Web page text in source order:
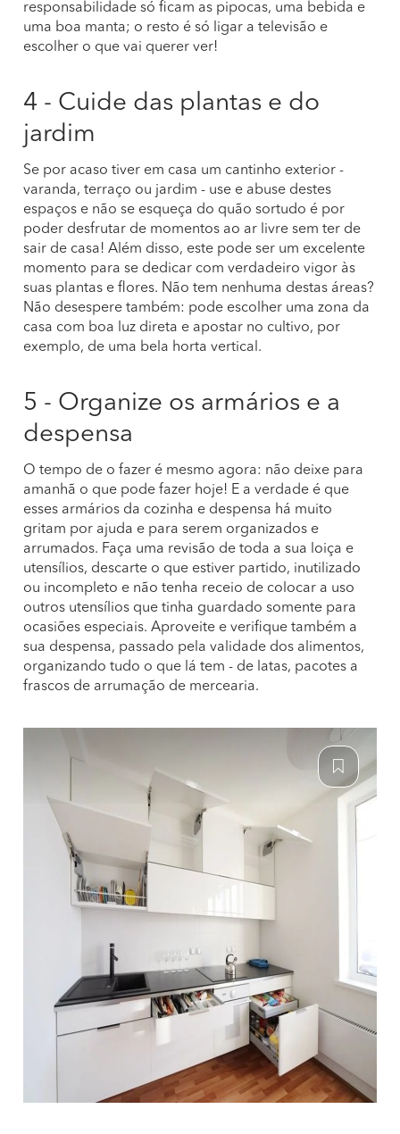
responsabilidade só ficam as pipocas, uma bebida e
uma boa manta; o resto é só ligar a televisão e
escolher o que vai querer ver!
4 - Cuide das plantas e do
jardim
Se por acaso tiver em casa um cantinho exterior -
varanda, terraço ou jardim - use e abuse destes
espaços e não se esqueça do quão sortudo é por
poder desfrutar de momentos ao ar livre sem ter de
sair de casa! Além disso, este pode ser um excelente
momento para se dedicar com verdadeiro vigor às
suas plantas e flores. Não tem nenhuma destas áreas?
Não desespere também: pode escolher uma zona da
casa com boa luz direta e apostar no cultivo, por
exemplo, de uma bela horta vertical.
5 - Organize os armários e a
despensa
O tempo de o fazer é mesmo agora: não deixe para
amanhã o que pode fazer hoje! E a verdade é que
esses armários da cozinha e despensa há muito
gritam por ajuda e para serem organizados e
arrumados. Faça uma revisão de toda a sua loiça e
utensílios, descarte o que estiver partido, inutilizado
ou incompleto e não tenha receio de colocar a uso
outros utensílios que tinha guardado somente para
ocasiões especiais. Aproveite e verifique também a
sua despensa, passado pela validade dos alimentos,
organizando tudo o que lá tem - de latas, pacotes a
frascos de arrumação de mercearia.